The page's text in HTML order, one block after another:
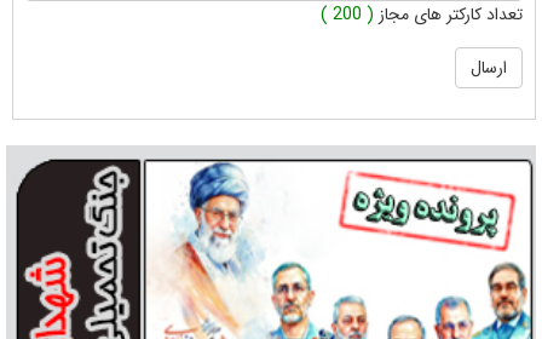
تعداد کارکتر های مجاز ( 200 )